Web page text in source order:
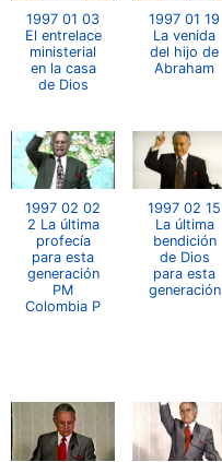
1997 01 03
El entrelace
ministerial
en la casa
de Dios
1997 01 19
La venida
del hijo de
Abraham
1997 02 02
2 La última
profecía
para esta
generación
PM
Colombia P
1997 02 15
La última
bendición
de Dios
para esta
generación